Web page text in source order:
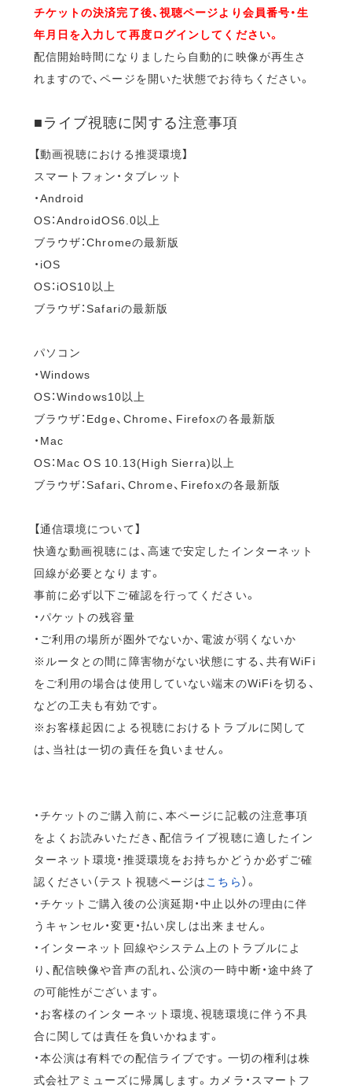
チケットの決済完了後、視聴ページより会員番号・生
年月日を入力して再度ログインしてください。
配信開始時間になりましたら自動的に映像が再生さ
れますので、ページを開いた状態でお待ちください。
■ライブ視聴に関する注意事項
【動画視聴における推奨環境】
スマートフォン・タブレット
・Android
OS：AndroidOS6.0以上
ブラウザ：Chromeの最新版
・iOS
OS：iOS10以上
ブラウザ：Safariの最新版
パソコン
・Windows
OS：Windows10以上
ブラウザ：Edge、Chrome、Firefoxの各最新版
・Mac
OS：Mac OS 10.13(High Sierra)以上
ブラウザ：Safari、Chrome、Firefoxの各最新版
【通信環境について】
快適な動画視聴には、高速で安定したインターネット
回線が必要となります。
事前に必ず以下ご確認を行ってください。
・パケットの残容量
・ご利用の場所が圏外でないか、電波が弱くないか
※ルータとの間に障害物がない状態にする、共有WiFi
をご利用の場合は使用していない端末のWiFiを切る、
などの工夫も有効です。
※お客様起因による視聴におけるトラブルに関して
は、当社は一切の責任を負いません。
・チケットのご購入前に、本ページに記載の注意事項
をよくお読みいただき、配信ライブ視聴に適したイン
ターネット環境・推奨環境をお持ちかどうか必ずご確
認ください（テスト視聴ページは こちら）。
・チケットご購入後の公演延期・中止以外の理由に伴
うキャンセル・変更・払い戻しは出来ません。
・インターネット回線やシステム上のトラブルによ
り、配信映像や音声の乱れ、公演の一時中断・途中終了
の可能性がございます。
・お客様のインターネット環境、視聴環境に伴う不具
合に関しては責任を負いかねます。
・本公演は有料での配信ライブです。一切の権利は株
式会社アミューズに帰属します。カメラ・スマートフ